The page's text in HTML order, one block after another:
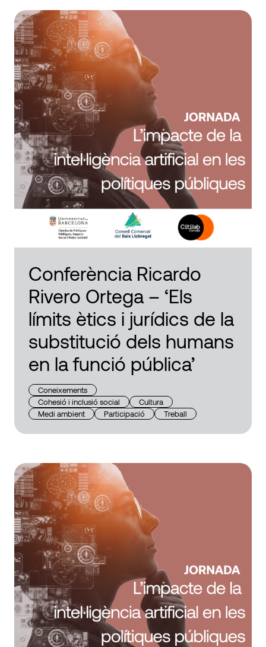
Conferència Ricardo
Rivero Ortega – ‘Els
límits ètics i jurídics de la
substitució dels humans
en la funció pública’
Coneixements
Cohesió i inclusió social
Cultura
Medi ambient
Participació Treball